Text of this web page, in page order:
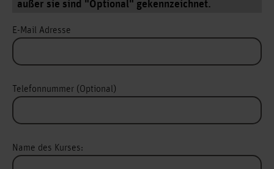
außer sie sind "Optional" gekennzeichnet.
E-Mail Adresse
Telefonnummer (Optional)
Name des Kurses: